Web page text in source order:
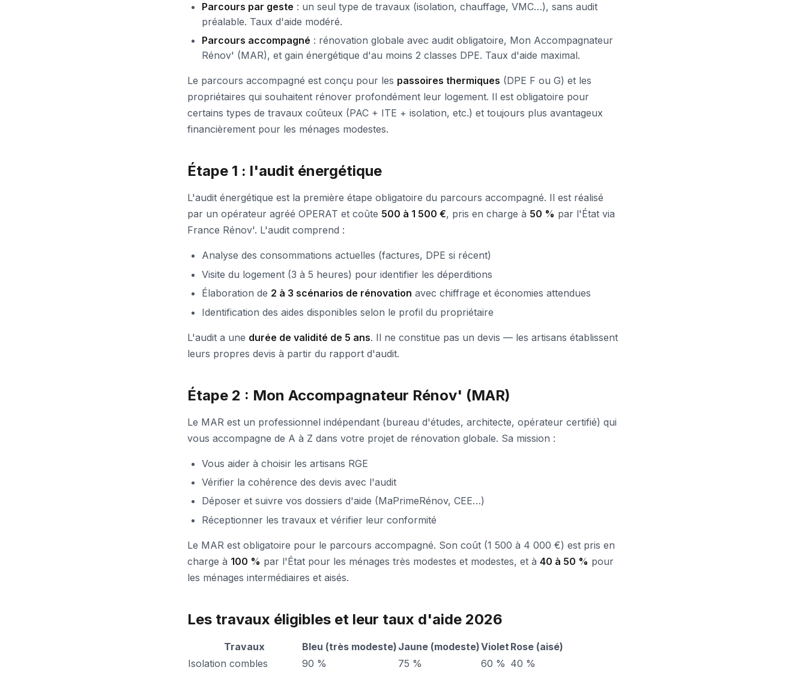
Parcours par geste : un seul type de travaux (isolation, chauffage, VMC…), sans audit
préalable. Taux d'aide modéré.
Parcours accompagné : rénovation globale avec audit obligatoire, Mon Accompagnateur
Rénov' (MAR), et gain énergétique d'au moins 2 classes DPE. Taux d'aide maximal.
Le parcours accompagné est conçu pour les passoires thermiques (DPE F ou G) et les
propriétaires qui souhaitent rénover profondément leur logement. Il est obligatoire pour
certains types de travaux coûteux (PAC + ITE + isolation, etc.) et toujours plus avantageux
financièrement pour les ménages modestes.
Étape 1 : l'audit énergétique
L'audit énergétique est la première étape obligatoire du parcours accompagné. Il est réalisé
par un opérateur agréé OPERAT et coûte 500 à 1 500 €, pris en charge à 50 % par l'État via
France Rénov'. L'audit comprend :
Analyse des consommations actuelles (factures, DPE si récent)
Visite du logement (3 à 5 heures) pour identifier les déperditions
Élaboration de 2 à 3 scénarios de rénovation avec chiffrage et économies attendues
Identification des aides disponibles selon le profil du propriétaire
L'audit a une durée de validité de 5 ans. Il ne constitue pas un devis — les artisans établissent
leurs propres devis à partir du rapport d'audit.
Étape 2 : Mon Accompagnateur Rénov' (MAR)
Le MAR est un professionnel indépendant (bureau d'études, architecte, opérateur certifié) qui
vous accompagne de A à Z dans votre projet de rénovation globale. Sa mission :
Vous aider à choisir les artisans RGE
Vérifier la cohérence des devis avec l'audit
Déposer et suivre vos dossiers d'aide (MaPrimeRénov, CEE…)
Réceptionner les travaux et vérifier leur conformité
Le MAR est obligatoire pour le parcours accompagné. Son coût (1 500 à 4 000 €) est pris en
charge à 100 % par l'État pour les ménages très modestes et modestes, et à 40 à 50 % pour
les ménages intermédiaires et aisés.
Les travaux éligibles et leur taux d'aide 2026
Travaux Bleu (très modeste) Jaune (modeste)Violet Rose (aisé)
Isolation combles
90 % 75 % 60 % 40 %